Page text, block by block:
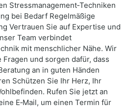
Stressmanagement‑Techniken
bei Bedarf Regelmäßige
Vertrauen Sie auf Expertise und
Team verbindet
mit menschlicher Nähe. Wir
und sorgen dafür, dass
an in guten Händen
Schützen Sie Ihr Herz, Ihr
Rufen Sie jetzt an
E‑Mail, um einen Termin für